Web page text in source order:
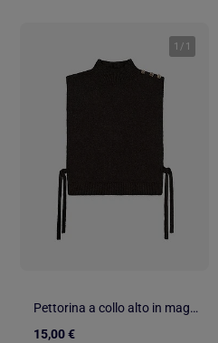
1 / 1
Pettorina a collo alto in maglia
15,00 €